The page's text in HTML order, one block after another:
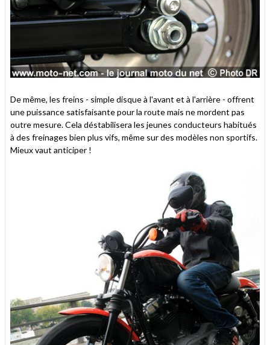
De même, les freins - simple disque à l'avant et à l'arrière - offrent
une puissance satisfaisante pour la route mais ne mordent pas
outre mesure. Cela déstabilisera les jeunes conducteurs habitués
à des freinages bien plus vifs, même sur des modèles non sportifs.
Mieux vaut anticiper !